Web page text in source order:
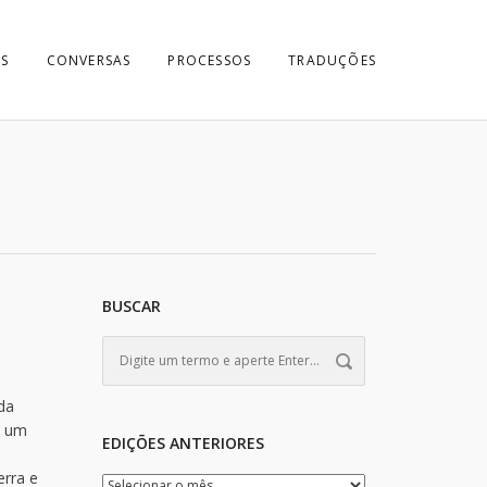
CONVERSAS PROCESSOS TRADUÇÕES
um
e
BUSCAR
EDIÇÕES ANTERIORES